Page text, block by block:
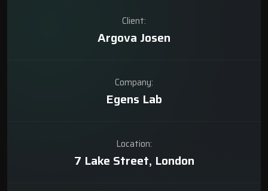
Client:
Argova Josen
Company:
Egens Lab
Location:
7 Lake Street, London